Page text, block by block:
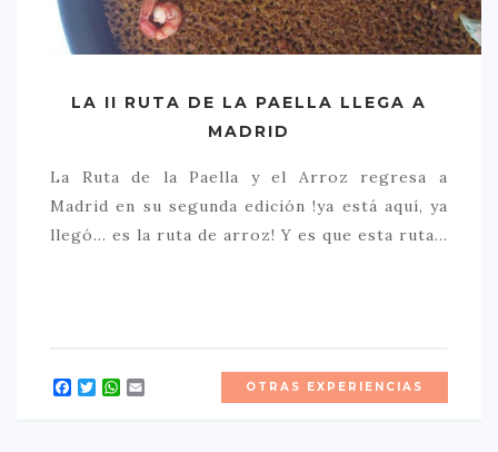
LA II RUTA DE LA PAELLA LLEGA A
MADRID
La Ruta de la Paella y el Arroz regresa a
Madrid en su segunda edición !ya está aquí, ya
llegó… es la ruta de arroz! Y es que esta ruta…
Facebook
Twitter
WhatsApp OTRAS EXPERIENCIAS